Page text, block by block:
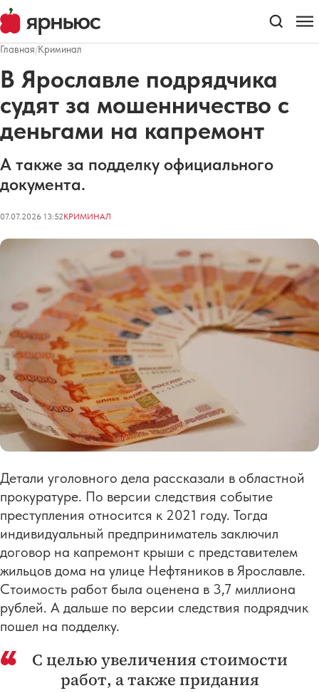
Главная/Криминал
В Ярославле подрядчика
судят за мошенничество с
деньгами на капремонт
А также за подделку официального
документа.
07.07.2026 13:52КРИМИНАЛ
Детали уголовного дела рассказали в областной
прокуратуре. По версии следствия событие
преступления относится к 2021 году. Тогда
индивидуальный предприниматель заключил
договор на капремонт крыши с представителем
жильцов дома на улице Нефтяников в Ярославле.
Стоимость работ была оценена в 3,7 миллиона
рублей. А дальше по версии следствия подрядчик
пошел на подделку.
С целью увеличения стоимости
работ, а также придания